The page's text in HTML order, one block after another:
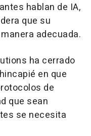
hablan de IA,
que su
adecuada.
ha cerrado
en que
de
que sean
se necesita